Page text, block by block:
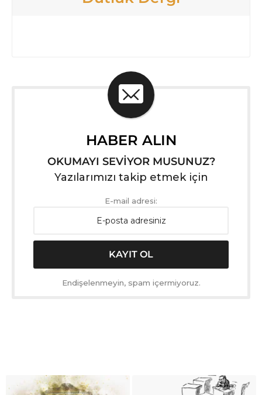
HABER ALIN
OKUMAYI SEVİYOR MUSUNUZ?
Yazılarımızı takip etmek için
E-mail adresi:
Endişelenmeyin, spam içermiyoruz.